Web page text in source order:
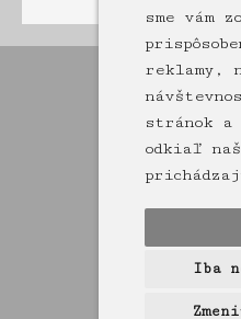
sme vám
reklamy,
stránok a
odkiaľ
Iba